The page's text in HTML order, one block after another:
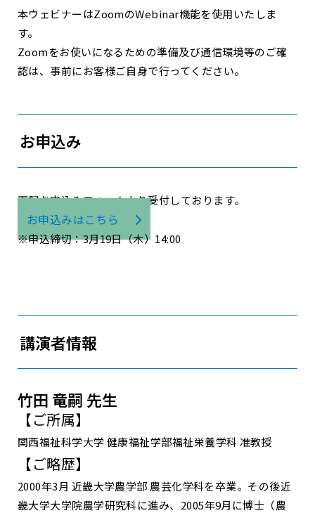
本ウェビナーはZoomのWebinar機能を使用いたしま
す。
Zoomをお使いになるための準備及び通信環境等のご確
認は、事前にお客様ご自身で行ってください。
お申込み
下記お申込みフォームより受付しております。
お申込みはこちら
※申込締切：3月19日（木）14:00
講演者情報
竹田 竜嗣 先生
【ご所属】
関西福祉科学大学 健康福祉学部福祉栄養学科 准教授
【ご略歴】
2000年3月 近畿大学農学部 農芸化学科を卒業。その後近
畿大学大学院農学研究科に進み、2005年9月に博士（農